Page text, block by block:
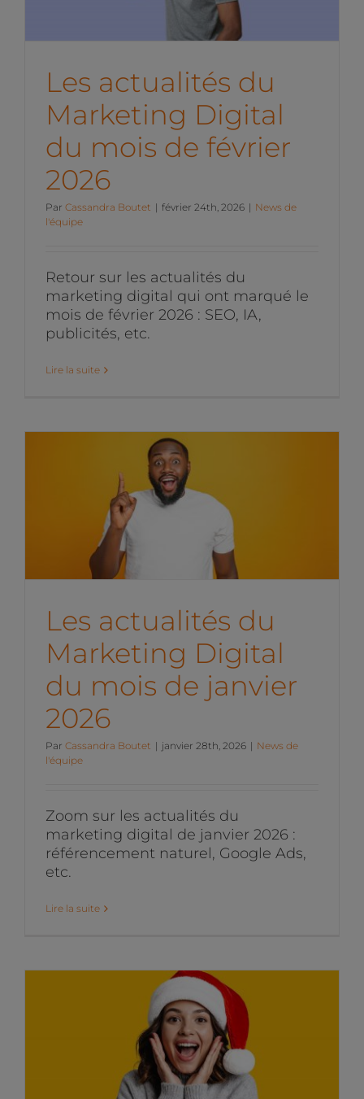
News de l'équipe
Les actualités du
Marketing Digital
du mois de février
2026
Par Cassandra Boutet | février 24th, 2026 | News de
l'équipe
Retour sur les actualités du
marketing digital qui ont marqué le
mois de février 2026 : SEO, IA,
publicités, etc.
Lire la suite
Les actualités du
Marketing Digital du mois
de janvier 2026
News de l'équipe
Les actualités du
Marketing Digital
du mois de janvier
2026
Par Cassandra Boutet | janvier 28th, 2026 | News de
l'équipe
Zoom sur les actualités du
marketing digital de janvier 2026 :
référencement naturel, Google Ads,
etc.
Lire la suite
Les actualités du
Marketing Digital du mois
de décembre 2025
News de l'équipe